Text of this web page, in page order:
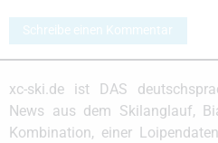
Schreibe einen Kommentar
xc-ski.de ist DAS
News aus dem Skilanglauf,
Kombination, einer